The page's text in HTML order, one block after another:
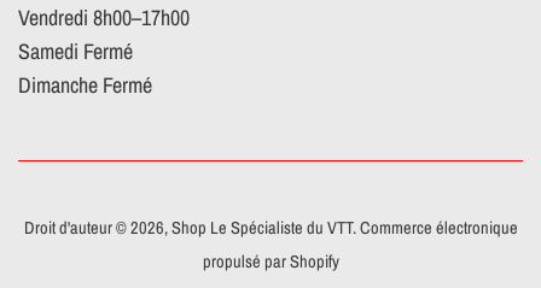
Vendredi 8h00–17h00
Samedi Fermé
Dimanche Fermé
Droit d'auteur © 2026,Shop Le Spécialiste du VTT.Commerce électronique
propulsé par Shopify